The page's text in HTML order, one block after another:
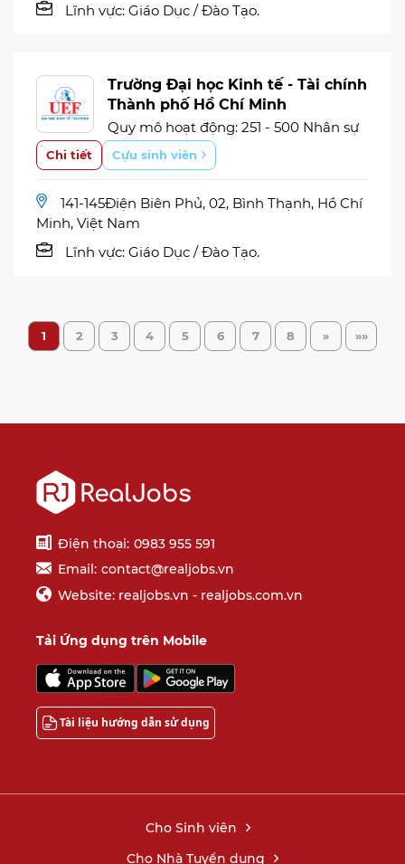
Lĩnh vực: Giáo Dục / Đào Tạo.
Trường Đại học Kinh tế - Tài chính
Thành phố Hồ Chí Minh
Quy mô hoạt động: 251 - 500 Nhân sự
Chi tiết Cựu sinh viên
141-145Điện Biên Phủ, 02, Bình Thạnh, Hồ Chí
Minh, Việt Nam
Lĩnh vực: Giáo Dục / Đào Tạo.
1 2 3 4 5 6 7 8 » »»
Điện thoại: 0983 955 591
Email: contact@realjobs.vn
Website: realjobs.vn - realjobs.com.vn
Tải Ứng dụng trên Mobile
Tài liệu hướng dẫn sử dụng
Cho Sinh viên
Cho Nhà Tuyển dụng